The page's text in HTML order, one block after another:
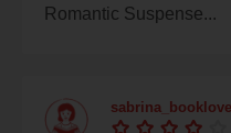
Romantic Suspense...